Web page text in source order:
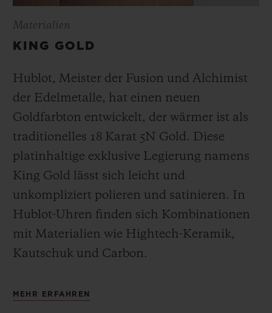
Materialien
KING GOLD
Hublot, Meister der Fusion und Alchimist
der Edelmetalle, hat einen neuen
Goldfarbton entwickelt, der wärmer ist als
traditionelles 18 Karat 5N Gold. Diese
platinhaltige exklusive Legierung namens
King Gold lässt sich leicht und
unkompliziert polieren und satinieren. In
Hublot-Uhren finden sich Kombinationen
mit Materialien wie Hightech-Keramik,
Kautschuk und Carbon.
MEHR ERFAHREN